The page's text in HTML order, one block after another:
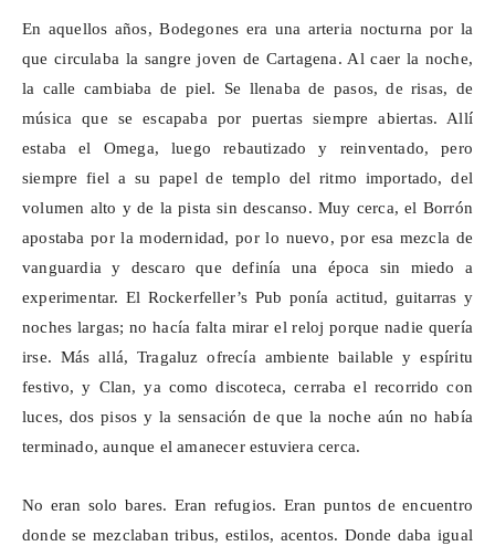
En aquellos años, Bodegones era una arteria nocturna por la
que circulaba la sangre joven de Cartagena. Al caer la noche,
la calle cambiaba de piel. Se llenaba de pasos, de risas, de
música que se escapaba por puertas siempre abiertas. Allí
estaba el Omega, luego rebautizado y reinventado, pero
siempre fiel a su papel de templo del ritmo importado, del
volumen alto y de la pista sin descanso. Muy cerca, el Borrón
apostaba por la modernidad, por lo nuevo, por esa mezcla de
vanguardia y descaro que definía una época sin miedo a
experimentar. El Rockerfeller’s Pub ponía actitud, guitarras y
noches largas; no hacía falta mirar el reloj porque nadie quería
irse. Más allá, Tragaluz ofrecía ambiente bailable y espíritu
festivo, y Clan, ya como discoteca, cerraba el recorrido con
luces, dos pisos y la sensación de que la noche aún no había
terminado, aunque el amanecer estuviera cerca.
No eran solo bares. Eran refugios. Eran puntos de encuentro
donde se mezclaban tribus, estilos, acentos. Donde daba igual